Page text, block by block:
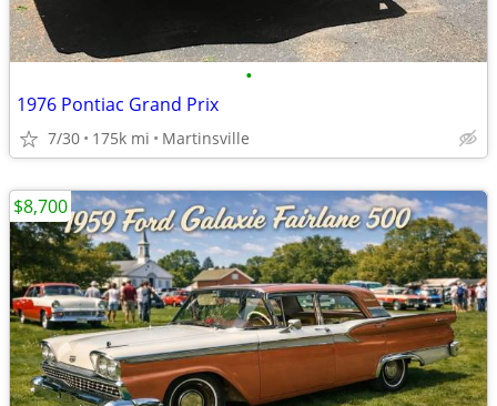
•
1976 Pontiac Grand Prix
7/30 175k mi Martinsville
$8,700